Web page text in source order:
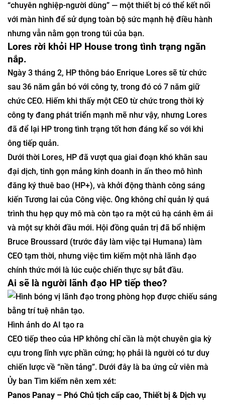
“chuyên nghiệp-người dùng” — một thiết bị có thể kết nối
với màn hình để sử dụng toàn bộ sức mạnh hệ điều hành
nhưng vẫn nằm gọn trong túi của bạn.
Lores rời khỏi HP House trong tình trạng ngăn
nắp.
Ngày 3 tháng 2, HP thông báo Enrique Lores sẽ từ chức
sau 36 năm gắn bó với công ty, trong đó có 7 năm giữ
chức CEO. Hiếm khi thấy một CEO từ chức trong thời kỳ
công ty đang phát triển mạnh mẽ như vậy, nhưng Lores
đã để lại HP trong tình trạng tốt hơn đáng kể so với khi
ông tiếp quản.
Dưới thời Lores, HP đã vượt qua giai đoạn khó khăn sau
đại dịch, tinh gọn mảng kinh doanh in ấn theo mô hình
đăng ký thuê bao (HP+), và khởi động thành công sáng
kiến ​​Tương lai của Công việc. Ông không chỉ quản lý quá
trình thu hẹp quy mô mà còn tạo ra một cú hạ cánh êm ái
và một sự khởi đầu mới. Hội đồng quản trị đã bổ nhiệm
Bruce Broussard (trước đây làm việc tại Humana) làm
CEO tạm thời, nhưng việc tìm kiếm một nhà lãnh đạo
chính thức mới là lúc cuộc chiến thực sự bắt đầu.
Ai sẽ là người lãnh đạo HP tiếp theo?